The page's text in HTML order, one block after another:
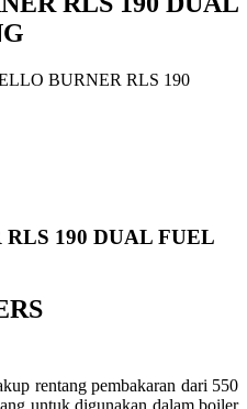
BURNER RLS 190
190 DUAL FUEL
rentang pembakaran dari 550